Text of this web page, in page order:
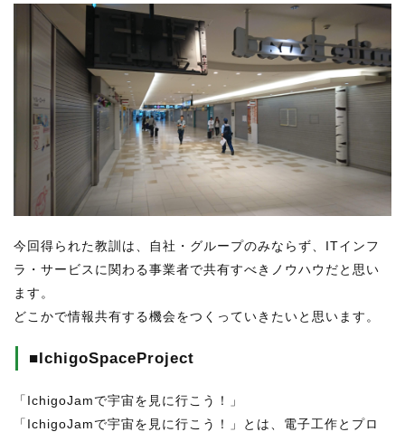
今回得られた教訓は、自社・グループのみならず、ITインフ
ラ・サービスに関わる事業者で共有すべきノウハウだと思い
ます。
どこかで情報共有する機会をつくっていきたいと思います。
■IchigoSpaceProject
「IchigoJamで宇宙を見に行こう！」
「IchigoJamで宇宙を見に行こう！」とは、電子工作とプロ